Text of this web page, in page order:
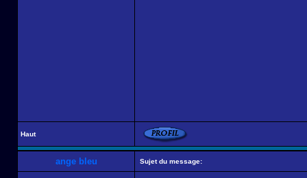
Haut
ange bleu Sujet du message: